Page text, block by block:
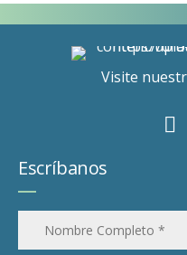
Visite
Escríbanos